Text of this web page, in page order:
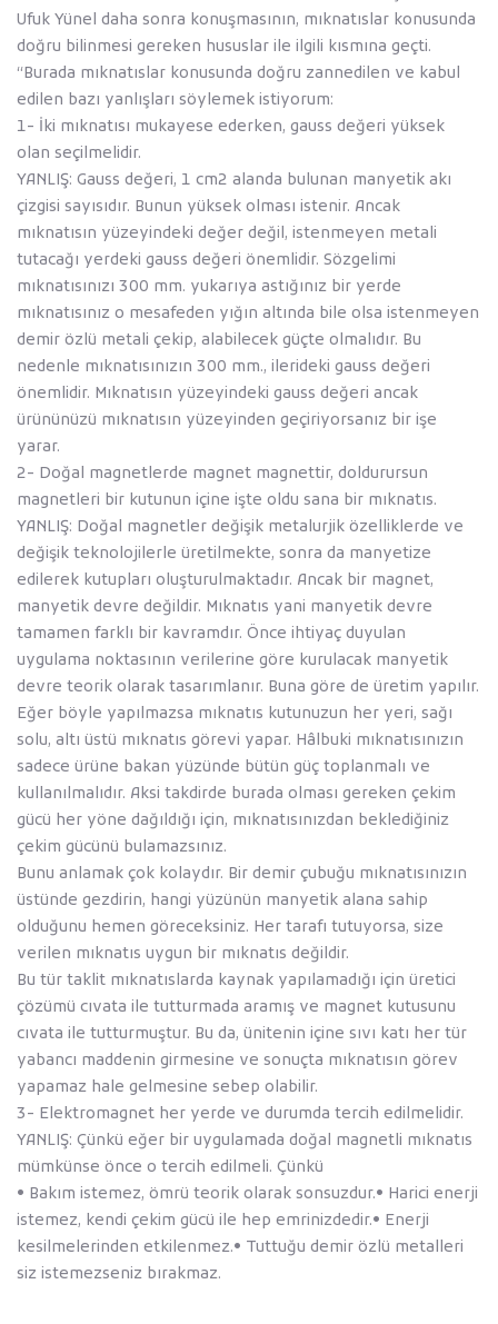
Ufuk Yünel daha sonra konuşmasının, mıknatıslar konusunda
doğru bilinmesi gereken hususlar ile ilgili kısmına geçti.
‘‘Burada mıknatıslar konusunda doğru zannedilen ve kabul
edilen bazı yanlışları söylemek istiyorum:
1- İki mıknatısı mukayese ederken, gauss değeri yüksek
olan seçilmelidir.
YANLIŞ: Gauss değeri, 1 cm2 alanda bulunan manyetik akı
çizgisi sayısıdır. Bunun yüksek olması istenir. Ancak
mıknatısın yüzeyindeki değer değil, istenmeyen metali
tutacağı yerdeki gauss değeri önemlidir. Sözgelimi
mıknatısınızı 300 mm. yukarıya astığınız bir yerde
mıknatısınız o mesafeden yığın altında bile olsa istenmeyen
demir özlü metali çekip, alabilecek güçte olmalıdır. Bu
nedenle mıknatısınızın 300 mm., ilerideki gauss değeri
önemlidir. Mıknatısın yüzeyindeki gauss değeri ancak
ürününüzü mıknatısın yüzeyinden geçiriyorsanız bir işe
yarar.
2- Doğal magnetlerde magnet magnettir, doldurursun
magnetleri bir kutunun içine işte oldu sana bir mıknatıs.
YANLIŞ: Doğal magnetler değişik metalurjik özelliklerde ve
değişik teknolojilerle üretilmekte, sonra da manyetize
edilerek kutupları oluşturulmaktadır. Ancak bir magnet,
manyetik devre değildir. Mıknatıs yani manyetik devre
tamamen farklı bir kavramdır. Önce ihtiyaç duyulan
uygulama noktasının verilerine göre kurulacak manyetik
devre teorik olarak tasarımlanır. Buna göre de üretim yapılır.
Eğer böyle yapılmazsa mıknatıs kutunuzun her yeri, sağı
solu, altı üstü mıknatıs görevi yapar. Hâlbuki mıknatısınızın
sadece ürüne bakan yüzünde bütün güç toplanmalı ve
kullanılmalıdır. Aksi takdirde burada olması gereken çekim
gücü her yöne dağıldığı için, mıknatısınızdan beklediğiniz
çekim gücünü bulamazsınız.
Bunu anlamak çok kolaydır. Bir demir çubuğu mıknatısınızın
üstünde gezdirin, hangi yüzünün manyetik alana sahip
olduğunu hemen göreceksiniz. Her tarafı tutuyorsa, size
verilen mıknatıs uygun bir mıknatıs değildir.
Bu tür taklit mıknatıslarda kaynak yapılamadığı için üretici
çözümü cıvata ile tutturmada aramış ve magnet kutusunu
cıvata ile tutturmuştur. Bu da, ünitenin içine sıvı katı her tür
yabancı maddenin girmesine ve sonuçta mıknatısın görev
yapamaz hale gelmesine sebep olabilir.
3- Elektromagnet her yerde ve durumda tercih edilmelidir.
YANLIŞ: Çünkü eğer bir uygulamada doğal magnetli mıknatıs
mümkünse önce o tercih edilmeli. Çünkü
• Bakım istemez, ömrü teorik olarak sonsuzdur.• Harici enerji
istemez, kendi çekim gücü ile hep emrinizdedir.• Enerji
kesilmelerinden etkilenmez.• Tuttuğu demir özlü metalleri
siz istemezseniz bırakmaz.